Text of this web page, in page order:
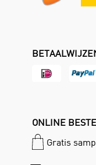
ONLINE
Gratis